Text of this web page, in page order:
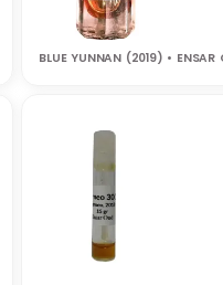
BLUE YUNNAN (2019) • ENSAR